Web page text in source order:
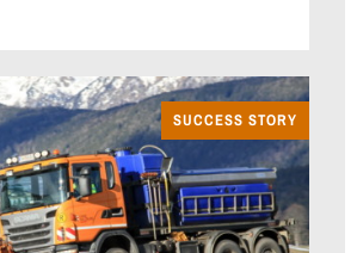
SUCCESS STORY